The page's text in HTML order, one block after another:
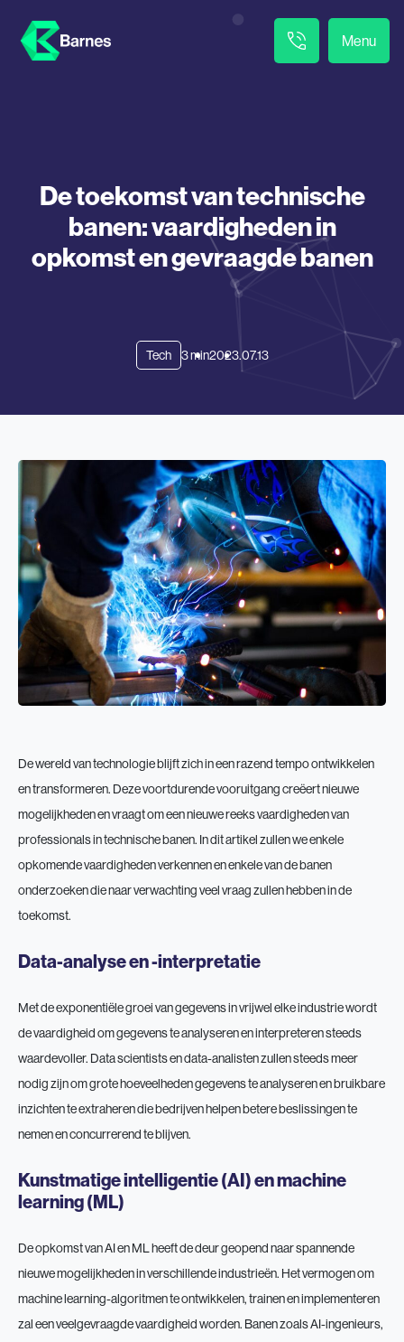
Menu
De toekomst van technische
banen: vaardigheden in
opkomst en gevraagde banen
Tech 3 min2023.07.13
De wereld van technologie blijft zich in een razend tempo ontwikkelen
en transformeren. Deze voortdurende vooruitgang creëert nieuwe
mogelijkheden en vraagt om een nieuwe reeks vaardigheden van
professionals in technische banen. In dit artikel zullen we enkele
opkomende vaardigheden verkennen en enkele van de banen
onderzoeken die naar verwachting veel vraag zullen hebben in de
toekomst.
Data-analyse en -interpretatie
Met de exponentiële groei van gegevens in vrijwel elke industrie wordt
de vaardigheid om gegevens te analyseren en interpreteren steeds
waardevoller. Data scientists en data-analisten zullen steeds meer
nodig zijn om grote hoeveelheden gegevens te analyseren en bruikbare
inzichten te extraheren die bedrijven helpen betere beslissingen te
nemen en concurrerend te blijven.
Kunstmatige intelligentie (AI) en machine
learning (ML)
De opkomst van AI en ML heeft de deur geopend naar spannende
nieuwe mogelijkheden in verschillende industrieën. Het vermogen om
machine learning-algoritmen te ontwikkelen, trainen en implementeren
zal een veelgevraagde vaardigheid worden. Banen zoals AI-ingenieurs,